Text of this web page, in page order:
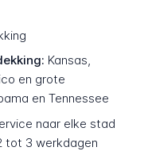
Kansas,
en grote
en Tennessee
naar elke stad
tot 3 werkdagen